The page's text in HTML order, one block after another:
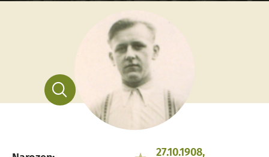
27.10.1908,